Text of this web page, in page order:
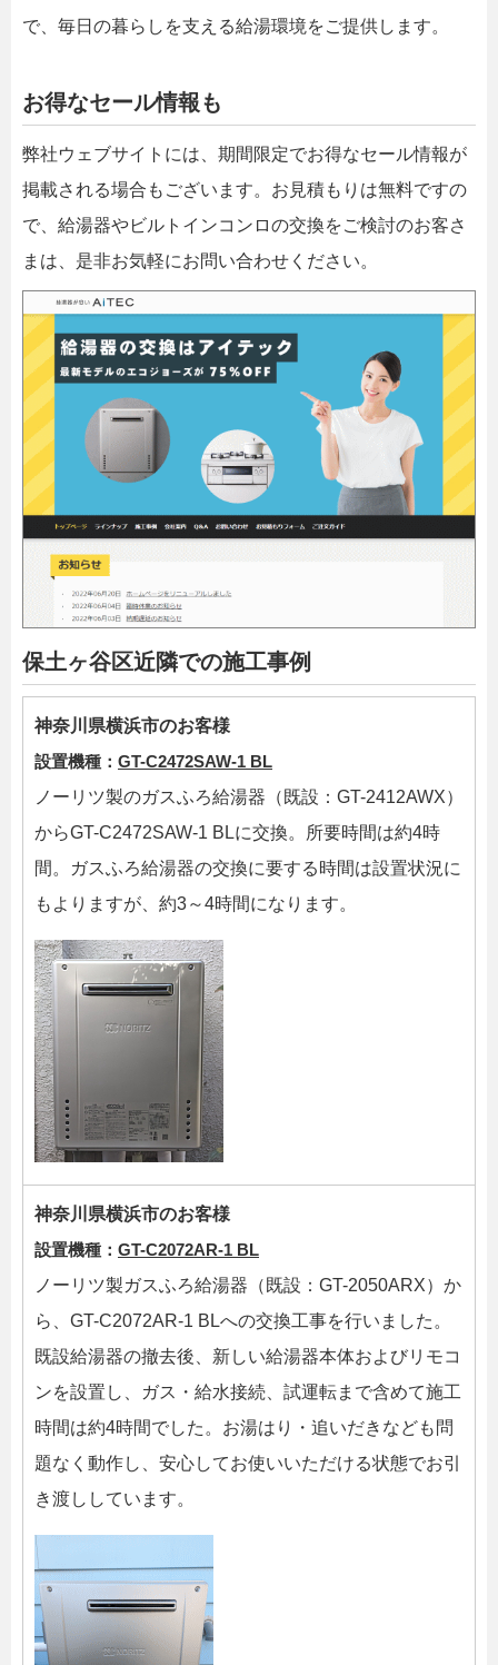
で、毎日の暮らしを支える給湯環境をご提供します。
お得なセール情報も
弊社ウェブサイトには、期間限定でお得なセール情報が
掲載される場合もございます。お見積もりは無料ですの
で、給湯器やビルトインコンロの交換をご検討のお客さ
まは、是非お気軽にお問い合わせください。
保土ヶ谷区近隣での施工事例
神奈川県横浜市のお客様
設置機種： GT-C2472SAW-1 BL
ノーリツ製のガスふろ給湯器（既設：GT-2412AWX）
からGT-C2472SAW-1 BLに交換。所要時間は約4時
間。ガスふろ給湯器の交換に要する時間は設置状況に
もよりますが、約3～4時間になります。
神奈川県横浜市のお客様
設置機種： GT-C2072AR-1 BL
ノーリツ製ガスふろ給湯器（既設：GT-2050ARX）か
ら、GT-C2072AR-1 BLへの交換工事を行いました。
既設給湯器の撤去後、新しい給湯器本体およびリモコ
ンを設置し、ガス・給水接続、試運転まで含めて施工
時間は約4時間でした。お湯はり・追いだきなども問
題なく動作し、安心してお使いいただける状態でお引
き渡ししています。